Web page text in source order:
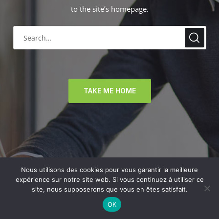
to the site’s homepage.
TAKE ME HOME
Nous utilisons des cookies pour vous garantir la meilleure
expérience sur notre site web. Si vous continuez à utiliser ce
site, nous supposerons que vous en êtes satisfait.
OK